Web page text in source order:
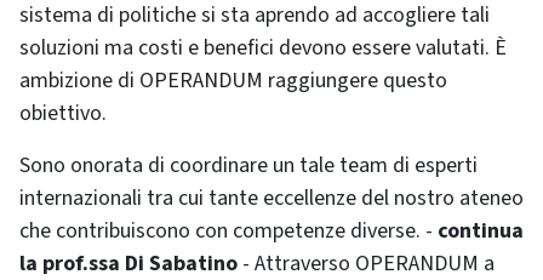
sistema di politiche si sta aprendo ad accogliere tali
soluzioni ma costi e benefici devono essere valutati. È
ambizione di OPERANDUM raggiungere questo
obiettivo.
Sono onorata di coordinare un tale team di esperti
internazionali tra cui tante eccellenze del nostro ateneo
che contribuiscono con competenze diverse. - continua
la prof.ssa Di Sabatino - Attraverso OPERANDUM a